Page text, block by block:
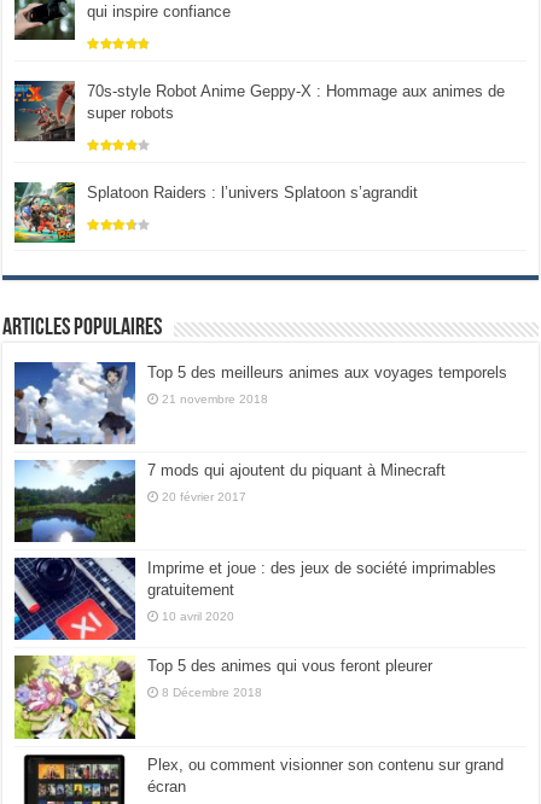
qui inspire confiance
70s-style Robot Anime Geppy-X : Hommage aux animes de
super robots
Splatoon Raiders : l’univers Splatoon s’agrandit
Articles populaires
Top 5 des meilleurs animes aux voyages temporels
21 novembre 2018
7 mods qui ajoutent du piquant à Minecraft
20 février 2017
Imprime et joue : des jeux de société imprimables
gratuitement
10 avril 2020
Top 5 des animes qui vous feront pleurer
8 Décembre 2018
Plex, ou comment visionner son contenu sur grand
écran